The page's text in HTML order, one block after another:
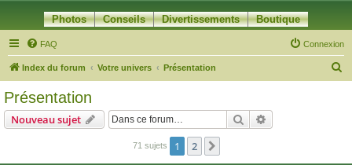
Photos Conseils Divertissements Boutique
FAQ Connexion
Index du forum Votre univers Présentation
Présentation
Nouveau sujet Rechercher
71 sujets 1 2